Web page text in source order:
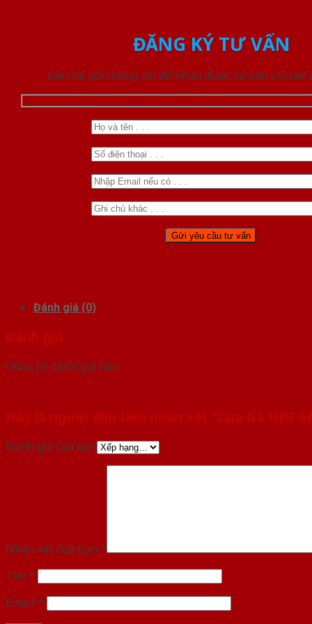
ĐĂNG KÝ TƯ VẤN
Liên hệ với chúng tôi để nhận được tư vấn chi tiết
Đánh giá (0)
Đánh giá
Chưa có đánh giá nào.
Hãy là người đầu tiên nhận xét “Cửa Gỗ HDF
Đánh giá của bạn
Nhận xét của bạn *
Tên *
Email *